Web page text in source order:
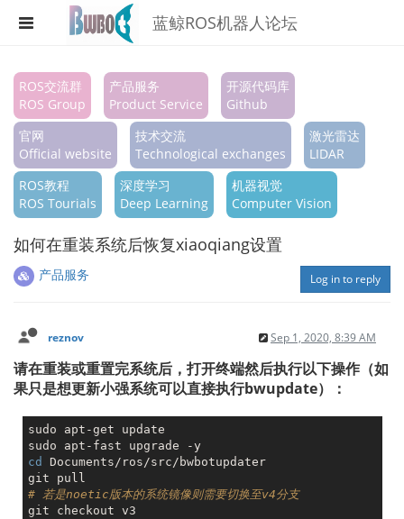
蓝鲸ROS机器人论坛
Register
Login
Search
Categories
ROS交流群
ROS Group
产品服务
Product Service
开源代码库
Github
官网
Official website
技术交流
Technological exchanges
激光雷达
LIDAR
ROS教程
ROS Tourials
深度学习
Deep Learning
机器视觉
Computer Vision
如何在重装系统后恢复xiaoqiang设置
产品服务 Log in to reply
reznov Sep 1, 2020, 8:39 AM
请在重装或重置完系统后，打开终端然后执行以下操作（如
果只是想更新小强系统可以直接执行bwupdate）：
sudo apt-get update
cd
Documents/ros/src/bwbotupdater
# 若是noetic版本的系统镜像则需要切换至v4分支